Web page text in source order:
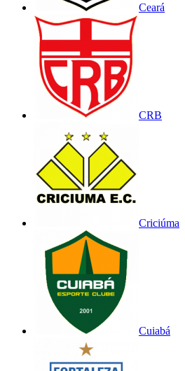
Ceará
CRB
Criciúma
Cuiabá